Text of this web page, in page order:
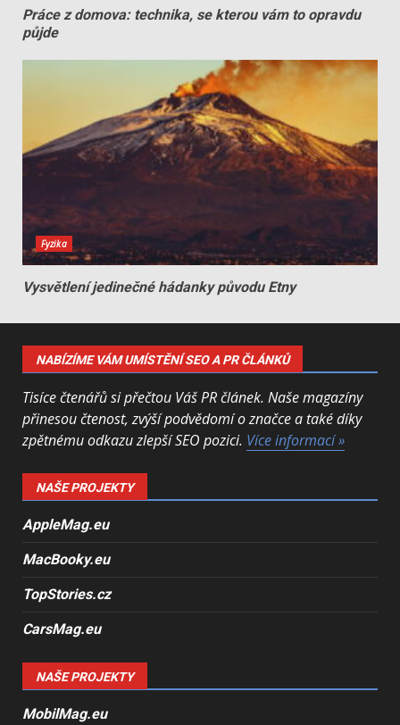
Práce z domova: technika, se kterou vám to opravdu
půjde
Fyzika
Vysvětlení jedinečné hádanky původu Etny
NABÍZÍME VÁM UMÍSTĚNÍ SEO A PR ČLÁNKŮ
Tisíce čtenářů si přečtou Váš PR článek. Naše magazíny
přinesou čtenost, zvýší podvědomí o značce a také díky
zpětnému odkazu zlepší SEO pozici. Více informací »
NAŠE PROJEKTY
AppleMag.eu
MacBooky.eu
TopStories.cz
CarsMag.eu
NAŠE PROJEKTY
MobilMag.eu